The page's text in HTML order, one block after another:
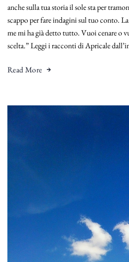
anche sulla tua storia il sole sta per
scappo per fare indagini sul tuo conto.
me mi ha già detto tutto. Vuoi cenare o
scelta.” Leggi i racconti di Apricale
Read More